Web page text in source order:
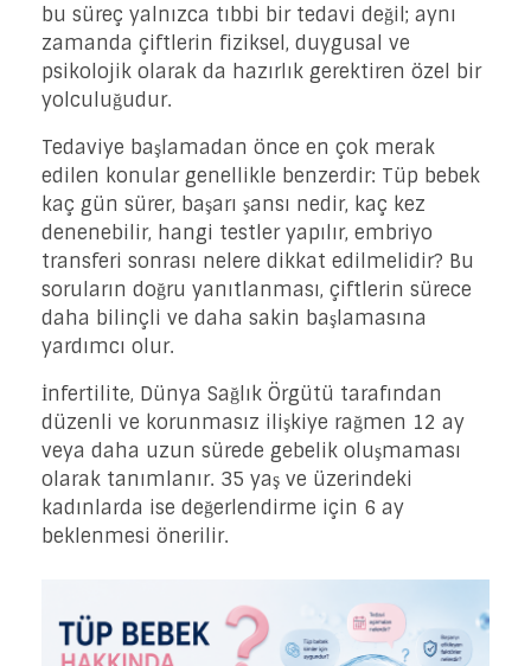
bu süreç yalnızca tıbbi bir tedavi değil; aynı
zamanda çiftlerin fiziksel, duygusal ve
psikolojik olarak da hazırlık gerektiren özel bir
yolculuğudur.
Tedaviye başlamadan önce en çok merak
edilen konular genellikle benzerdir: Tüp bebek
kaç gün sürer, başarı şansı nedir, kaç kez
denenebilir, hangi testler yapılır, embriyo
transferi sonrası nelere dikkat edilmelidir? Bu
soruların doğru yanıtlanması, çiftlerin sürece
daha bilinçli ve daha sakin başlamasına
yardımcı olur.
İnfertilite, Dünya Sağlık Örgütü tarafından
düzenli ve korunmasız ilişkiye rağmen 12 ay
veya daha uzun sürede gebelik oluşmaması
olarak tanımlanır. 35 yaş ve üzerindeki
kadınlarda ise değerlendirme için 6 ay
beklenmesi önerilir.